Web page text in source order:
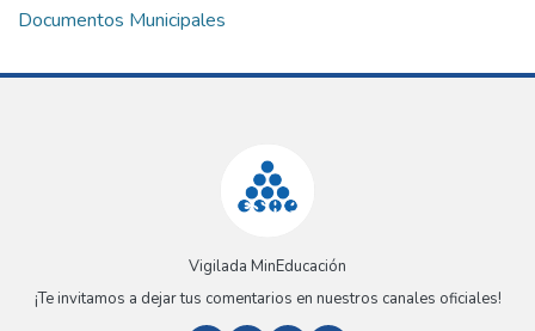
Documentos Municipales
Vigilada MinEducación
¡Te invitamos a dejar tus comentarios en nuestros canales oficiales!